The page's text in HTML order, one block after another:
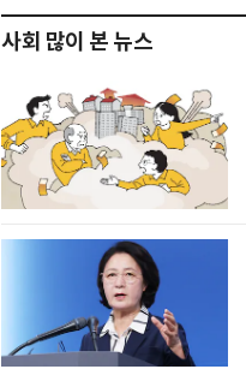
사회 많이 본 뉴스